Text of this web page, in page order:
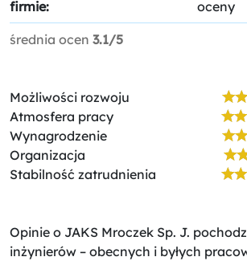
firmie:
oceny
średnia ocen 3.1/5
Możliwości rozwoju
Atmosfera pracy
Wynagrodzenie
Organizacja
Stabilność zatrudnienia
Opinie o JAKS Mroczek Sp. J.
inżynierów – obecnych i byłych